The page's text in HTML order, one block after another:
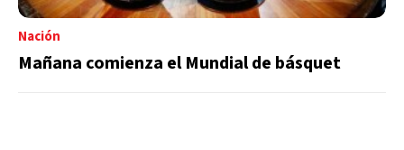
Nación
Mañana comienza el Mundial de básquet